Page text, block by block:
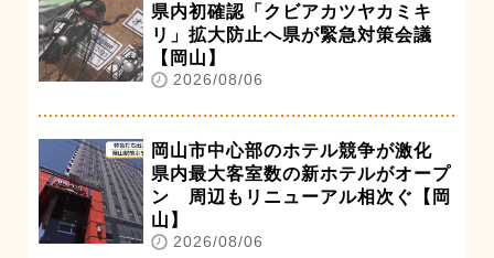
県内初確認「クビアカツヤカミキ
リ」拡大防止へ県が緊急対策会議
【岡山】
2026/08/06
岡山市中心部のホテル競争が激化
県内最大客室数の新ホテルがオープ
ン 周辺もリニューアル相次ぐ【岡
山】
2026/08/06